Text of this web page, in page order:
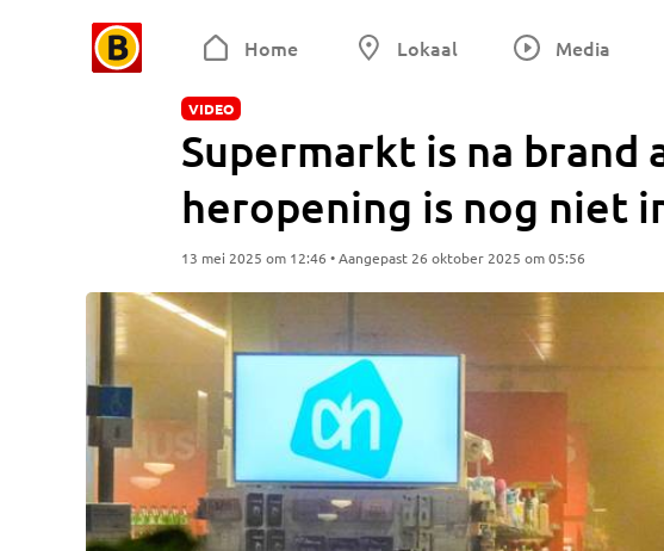
Home Lokaal Media
VIDEO
Supermarkt is na brand
heropening is nog niet
13 mei 2025 om 12:46 • Aangepast 26 oktober 2025 om 05:56